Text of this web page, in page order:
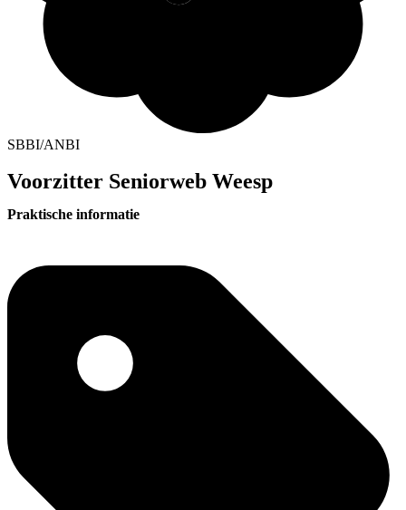
SBBI/ANBI
Voorzitter Seniorweb Weesp
Praktische informatie